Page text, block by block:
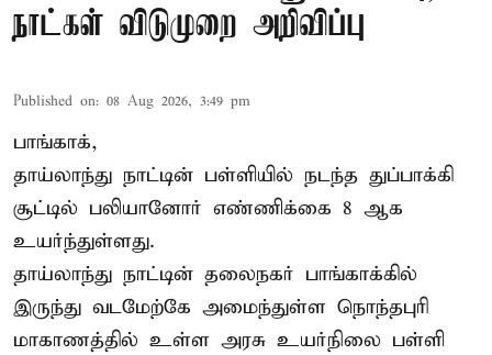
நாட்கள் விடுமுறை அறிவிப்பு
Published on: 08 Aug 2026, 3:49 pm
பாங்காக்,
தாய்லாந்து நாட்டின் பள்ளியில் நடந்த துப்பாக்கி
சூட்டில் பலியானோர் எண்ணிக்கை 8 ஆக
உயர்ந்துள்ளது.
தாய்லாந்து நாட்டின் தலைநகர் பாங்காக்கில்
இருந்து வடமேற்கே அமைந்துள்ள நொந்தபுரி
மாகாணத்தில் உள்ள அரசு உயர்நிலை பள்ளி